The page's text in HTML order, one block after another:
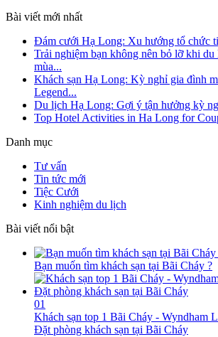
Bài viết mới nhất
Đám cưới Hạ Long: Xu hướng tổ chức
Trải nghiệm bạn không nên bỏ lỡ khi
mùa...
Khách sạn Hạ Long: Kỳ nghỉ gia đình
Legend...
Du lịch Hạ Long: Gợi ý tận hưởng kỳ
Top Hotel Activities in Ha Long for
Danh mục
Tư vấn
Tin tức mới
Tiệc Cưới
Kinh nghiệm du lịch
Bài viết nổi bật
Bạn muốn tìm khách sạn tại Bãi Cháy ?
01
Khách sạn top 1 Bãi Cháy - Wyndham
Đặt phòng khách sạn tại Bãi Cháy